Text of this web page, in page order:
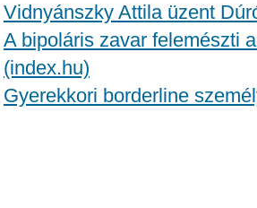
Vidnyánszky Attila üzent
A bipoláris zavar felemészti
(index.hu)
Gyerekkori borderline